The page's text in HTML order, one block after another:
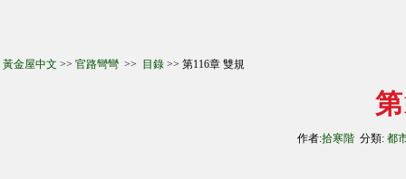
黃金屋中文 >> 官路彎彎 >> 目錄 >> 第116章 雙規
作者:拾寒階 分類: 都